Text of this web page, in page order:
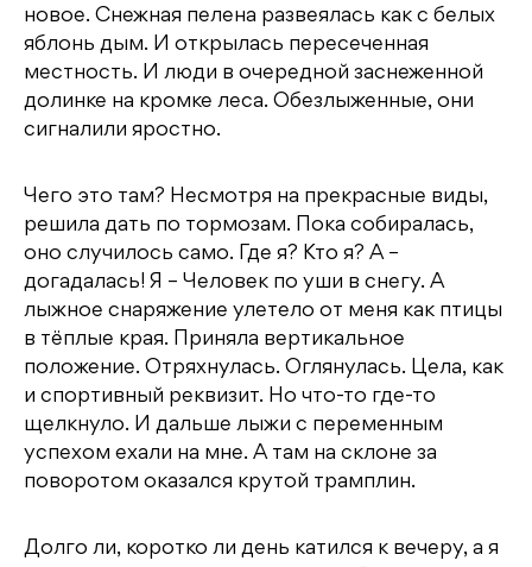
новое. Снежная пелена развеялась как с белых
яблонь дым. И открылась пересеченная
местность. И люди в очередной заснеженной
долинке на кромке леса. Обезлыженные, они
сигналили яростно.
Чего это там? Несмотря на прекрасные виды,
решила дать по тормозам. Пока собиралась,
оно случилось само. Где я? Кто я? А –
догадалась! Я – Человек по уши в снегу. А
лыжное снаряжение улетело от меня как птицы
в тёплые края. Приняла вертикальное
положение. Отряхнулась. Оглянулась. Цела, как
и спортивный реквизит. Но что-то где-то
щелкнуло. И дальше лыжи с переменным
успехом ехали на мне. А там на склоне за
поворотом оказался крутой трамплин.
Долго ли, коротко ли день катился к вечеру, а я